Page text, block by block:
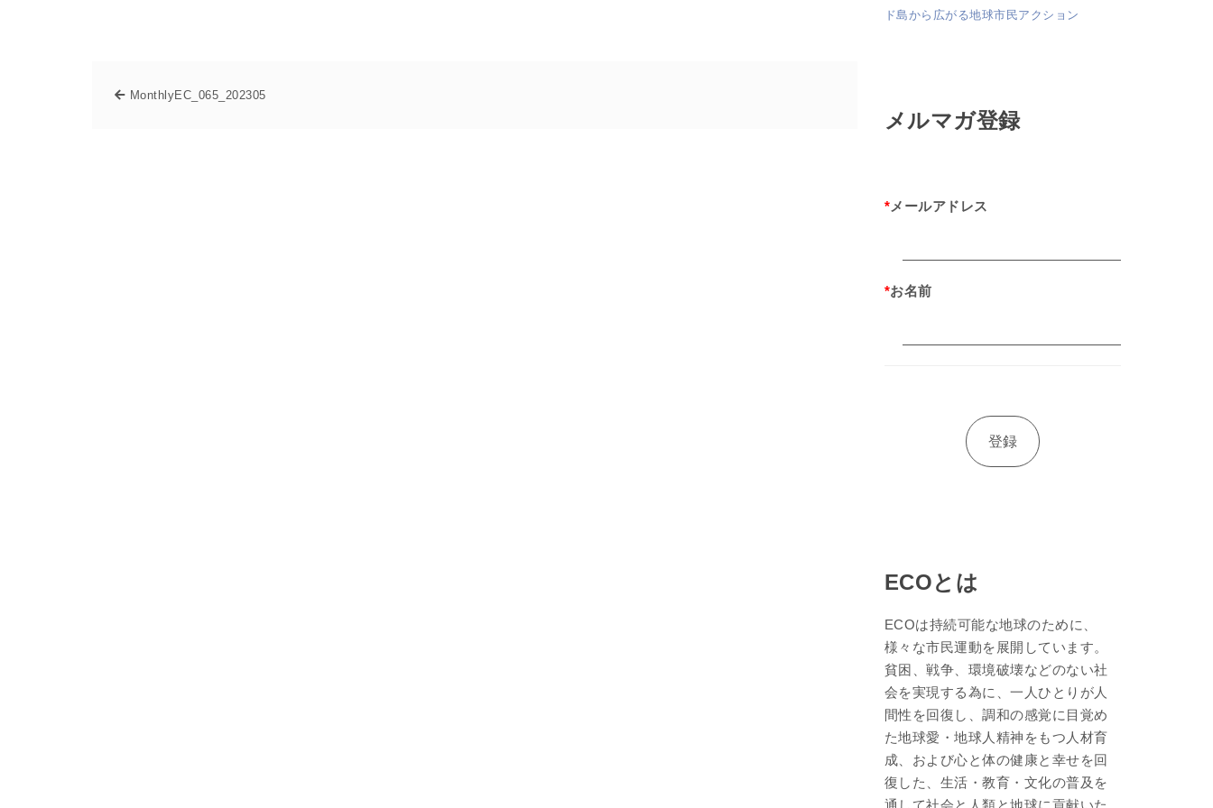
MonthlyEC_065_202305
ド島から広がる地球市民アクション
メルマガ登録
*メールアドレス
*お名前
ECOとは
ECOは持続可能な地球のために、
様々な市民運動を展開しています。
貧困、戦争、環境破壊などのない社
会を実現する為に、一人ひとりが人
間性を回復し、調和の感覚に目覚め
た地球愛・地球人精神をもつ人材育
成、および心と体の健康と幸せを回
復した、生活・教育・文化の普及を